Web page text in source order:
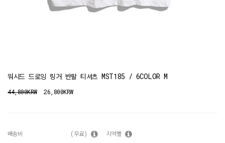
워시드 드로잉 링거 반팔 티셔츠 MST185 / 6COLOR M
44,800KRW 26,800KRW
배송비 (무료) 지역별